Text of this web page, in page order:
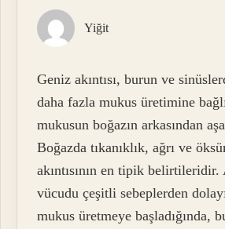
Yiğit
Geniz akıntısı, burun ve
daha fazla mukus üretimine
mukusun boğazın arkasından
Boğazda tıkanıklık, ağrı ve
akıntısının en tipik
vücudu çeşitli sebeplerden
mukus üretmeye başladığında,